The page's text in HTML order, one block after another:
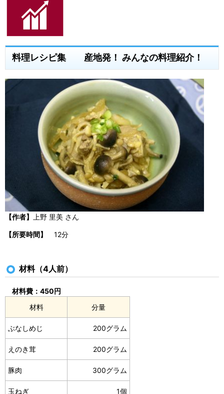
料理レシピ集 産地発！ みんなの料理紹介！
【作者】 上野 里美 さん
【所要時間】 12分
材料（4人前）
材料費：450円
材料
分量
ぶなしめじ 200グラム
えのき茸 200グラム
豚肉 300グラム
玉ねぎ 1個